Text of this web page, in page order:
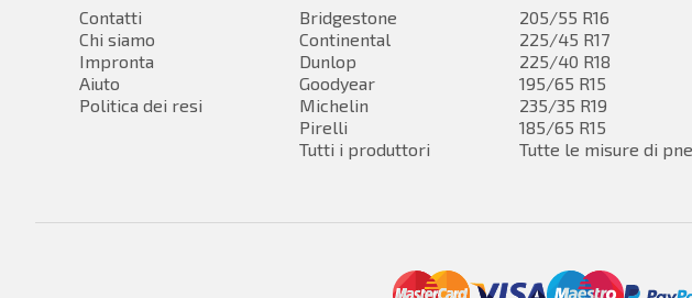
Contatti
Chi siamo
Impronta
Aiuto
Politica dei resi
Bridgestone
Continental
Dunlop
Goodyear
Michelin
Pirelli
Tutti i produttori
205/55 R16
225/45 R17
225/40 R18
195/65 R15
235/35 R19
185/65 R15
Tutte le misure di